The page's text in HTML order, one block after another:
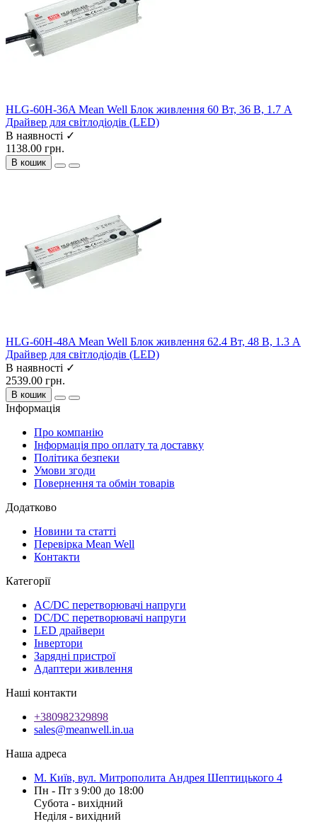
HLG-60H-36A Mean Well Блок живлення 60 Вт, 36 В, 1.7 А
Драйвер для світлодіодів (LED)
В наявності ✓
1138.00 грн.
В кошик
HLG-60H-48A Mean Well Блок живлення 62.4 Вт, 48 В, 1.3 А
Драйвер для світлодіодів (LED)
В наявності ✓
2539.00 грн.
В кошик
Інформація
Про компанію
Інформація про оплату та доставку
Політика безпеки
Умови згоди
Повернення та обмін товарів
Додатково
Новини та статті
Перевірка Mean Well
Контакти
Категорії
AC/DC перетворювачі напруги
DC/DC перетворювачі напруги
LED драйвери
Інвертори
Зарядні пристрої
Адаптери живлення
Наші контакти
+380982329898
sales@meanwell.in.ua
Наша адреса
М. Київ, вул. Митрополита Андрея Шептицького 4
Пн - Пт з 9:00 до 18:00
Субота - вихідний
Неділя - вихідний